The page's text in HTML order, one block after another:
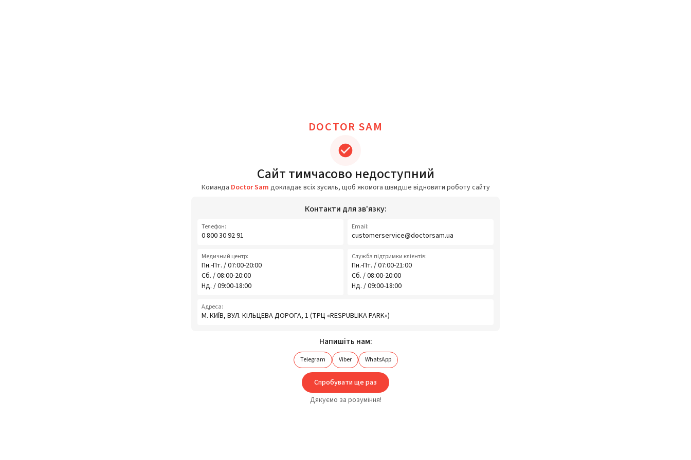
DOCTOR SAM
Сайт тимчасово недоступний
Команда Doctor Sam докладає всіх зусиль, щоб якомога швидше відновити роботу сайту
Контакти для зв'язку:
Телефон:
0 800 30 92 91
Email:
customerservice@doctorsam.ua
Медичний центр:
Пн.-Пт. / 07:00-20:00
Сб. / 08:00-20:00
Нд. / 09:00-18:00
Служба підтримки клієнтів:
Пн.-Пт. / 07:00-21:00
Сб. / 08:00-20:00
Нд. / 09:00-18:00
Адреса:
М. КИЇВ, ВУЛ. КІЛЬЦЕВА ДОРОГА, 1 (ТРЦ «RESPUBLIKA PARK»)
Напишіть нам:
Telegram Viber WhatsApp
Спробувати ще раз
Дякуємо за розуміння!